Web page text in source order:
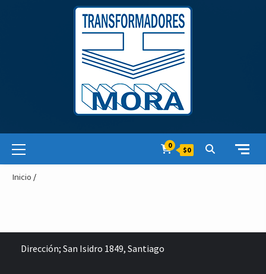
Primary
Menu
0
$0
Inicio /
Dirección; San Isidro 1849, Santiago